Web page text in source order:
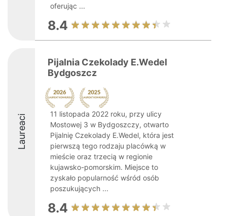
oferując ...
8.4
Laureaci
Pijalnia Czekolady E.Wedel
Bydgoszcz
11 listopada 2022 roku, przy ulicy
Mostowej 3 w Bydgoszczy, otwarto
Pijalnię Czekolady E.Wedel, która jest
pierwszą tego rodzaju placówką w
mieście oraz trzecią w regionie
kujawsko-pomorskim. Miejsce to
zyskało popularność wśród osób
poszukujących ...
8.4